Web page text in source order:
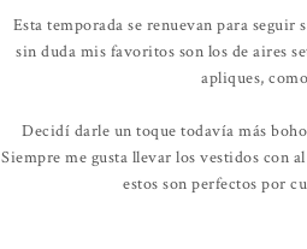
Esta temporada se renuevan para
sin duda mis favoritos son los de aires
apliques,
Decidí darle un toque todavía más
Siempre me gusta llevar los vestidos con
estos son perfectos por